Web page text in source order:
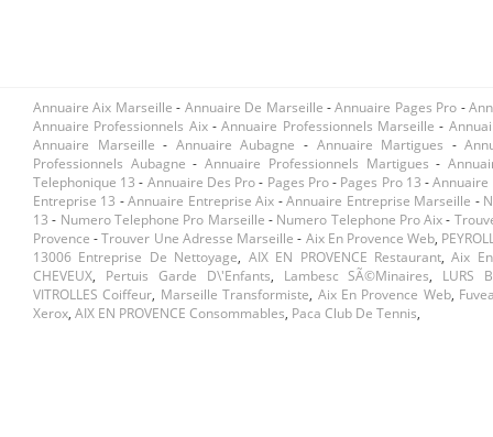
Annuaire Aix Marseille - Annuaire De Marseille -Annuaire Pages Pro -
Annuaire Professionnels Aix -Annuaire Professionnels Marseille -
Annuaire Marseille - Annuaire Aubagne - Annuaire Martigues -
Professionnels Aubagne -Annuaire Professionnels Martigues -
Telephonique 13 - Annuaire Des Pro- Pages Pro- Pages Pro 13 -Annuaire
Entreprise 13 -Annuaire Entreprise Aix -Annuaire Entreprise Marseille -
13 - Numero Telephone Pro Marseille - Numero Telephone Pro Aix-
Provence -Trouver Une Adresse Marseille - Aix En Provence Web,
13006 Entreprise De Nettoyage, AIX EN PROVENCE Restaurant,Aix
CHEVEUX, Pertuis Garde D\'enfants, Lambesc SÃ©minaires, LURS
VITROLLES Coiffeur, Marseille Transformiste, Aix En Provence Web,
Xerox, AIX EN PROVENCE Consommables, Paca Club De Tennis,